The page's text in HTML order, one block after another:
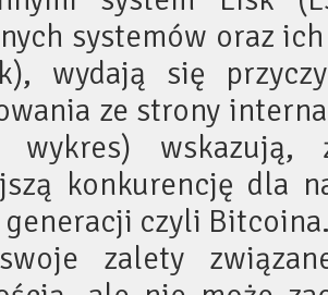
systemów oraz
wydają się
ze strony
wykres)
konkurencję dla
czyli
zalety